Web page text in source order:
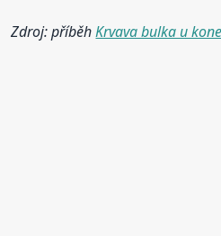
Zdroj: příběhKrvava bulka u